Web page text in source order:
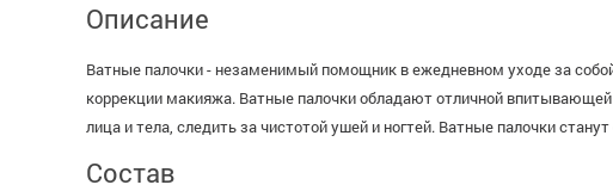
Описание
Ватные палочки - незаменимый помощник в ежедневном уходе за
коррекции макияжа. Ватные палочки обладают отличной
лица и тела, следить за чистотой ушей и ногтей. Ватные палочки
Состав